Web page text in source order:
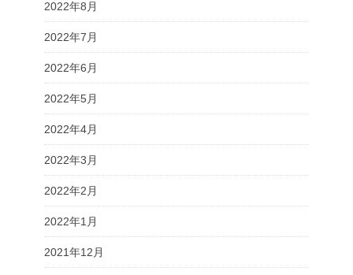
2022年8月
2022年7月
2022年6月
2022年5月
2022年4月
2022年3月
2022年2月
2022年1月
2021年12月